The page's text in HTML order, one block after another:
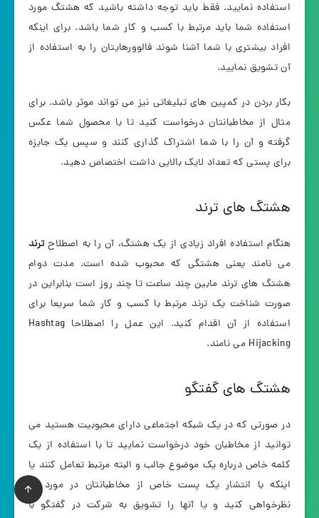
استفاده نمایید. فقط باید توجه داشته باشید که هشتگ مورد
استفاده شما باید مرتبط با کسب و کار شما باشد. برای اینکه
افراد بیشتری با شما آشنا شوند فالوورهایتان را به استفاده از
آن تشویق نمایید.
بکار بردن در کمپین های تبلیغاتی نیز می تواند موثر باشد. برای
مثال از مخاطبانتان درخواست کنید تا با محصول شما عکس
گرفته و آن را با شما اشتراک گذاری کنند و سپس یک جایزه
برای پستی که تعداد لایک بالایی داشت اختصاص دهید.
هشتگ های ترند
هنگام استفاده افراد زیادی از یک هشتگ، آن را به اصطلاحترند
می نامند یعنی هشتگی که محبوب شده است. مدت دوام
هشتگ های ترند مابین چند ساعت تا چند روز است بنابراین در
صورت شناخت یک ترند مرتبط با کسب و کار شما سریعا برای
استفاده از آن اقدام کنید. این عمل را اصطلاحا Hashtag
Hijacking می نامند.
هشتگ های گفتگو
در صورتی که در یک شبکه اجتماعی دارای محبوبیت هستید می
توانید از مخاطبان خود درخواست نمایید تا با استفاده از یک
کلمه خاص درباره یک موضوع جالب و البته مرتبط تعامل کنند یا
اینکه با انتشار یک پست خاص از مخاطبانتان در مورد آن
نظرخواهی کنید و یا آنها را تشویق به شرکت در گفتگو با